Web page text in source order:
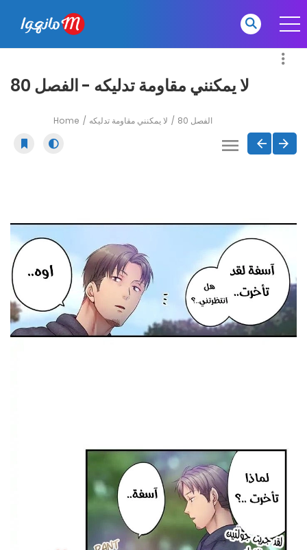
لا يمكنني مقاومة تدليكه - الفصل 80
Home لا يمكنني مقاومة تدليكه الفصل 80